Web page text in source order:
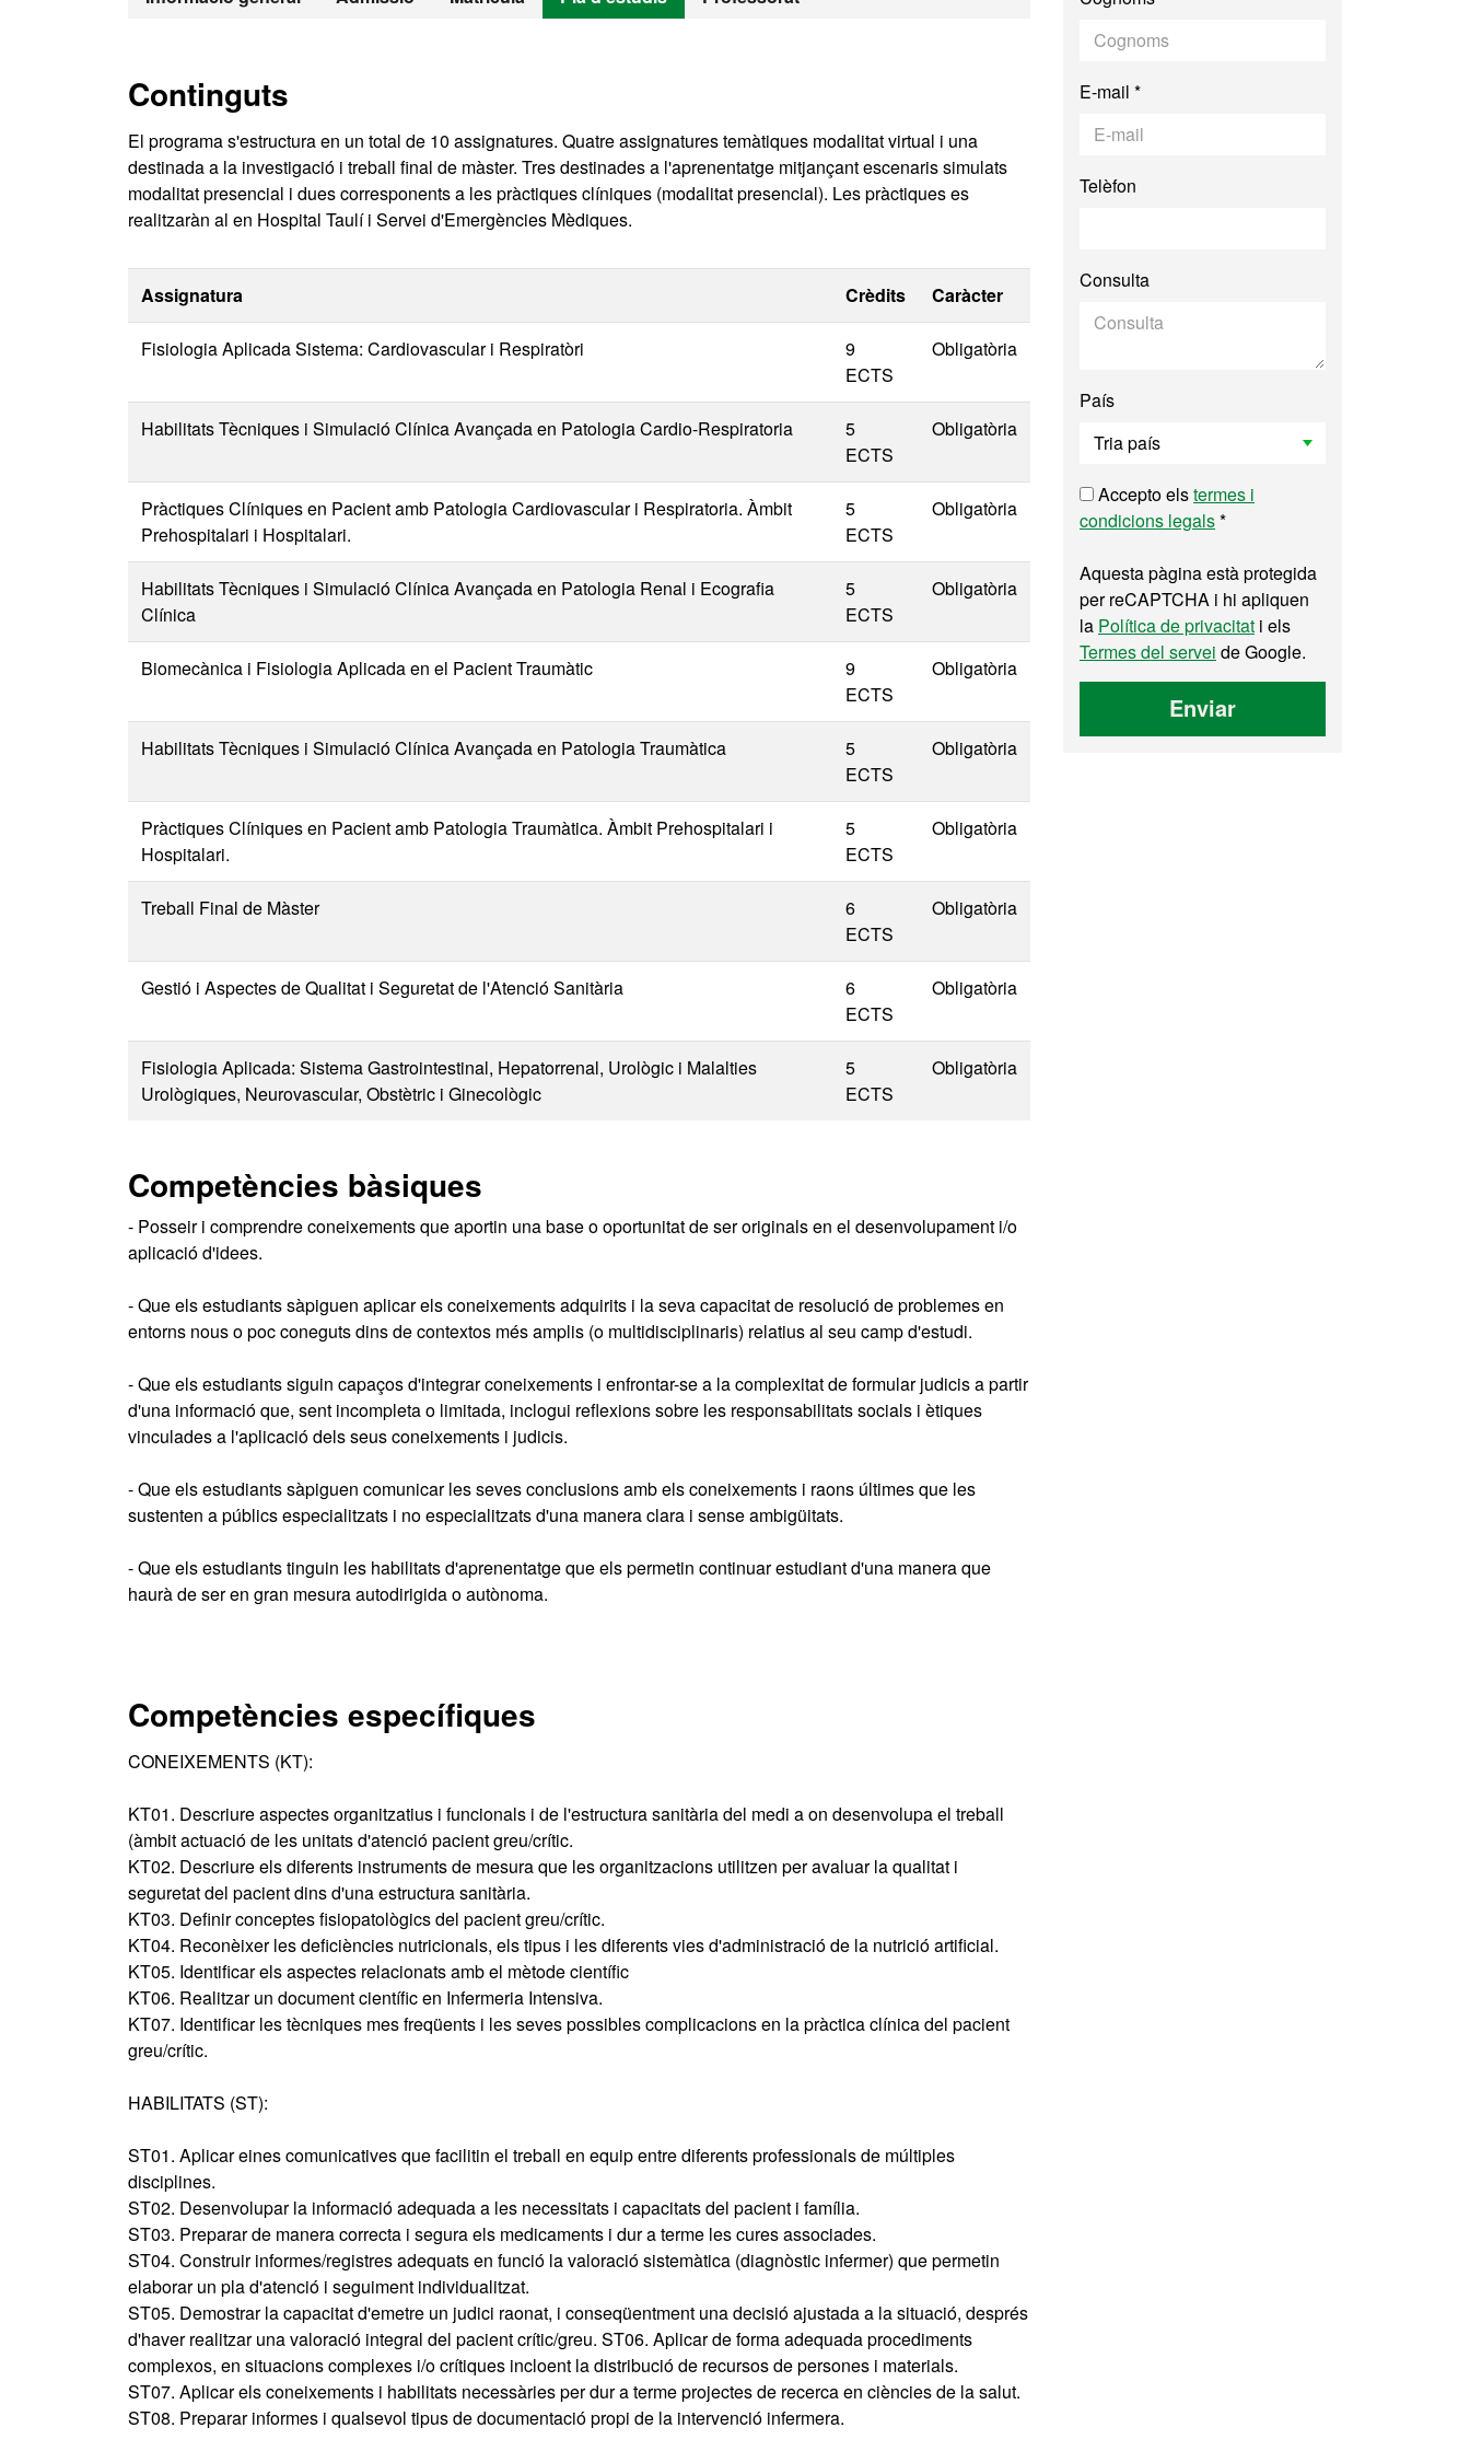
Continguts
El programa s'estructura en un total de 10 assignatures. Quatre assignatures temàtiques modalitat virtual i una
destinada a la investigació i treball final de màster. Tres destinades a l'aprenentatge mitjançant escenaris simulats
modalitat presencial i dues corresponents a les pràctiques clíniques (modalitat presencial). Les pràctiques es
realitzaràn al en Hospital Taulí i Servei d'Emergències Mèdiques.
Assignatura Crèdits Caràcter
Fisiologia Aplicada Sistema: Cardiovascular i Respiratòri
9
ECTS
Obligatòria
Habilitats Tècniques i Simulació Clínica Avançada en Patologia Cardio-Respiratoria
5
ECTS
Obligatòria
Pràctiques Clíniques en Pacient amb Patologia Cardiovascular i Respiratoria. Àmbit
Prehospitalari i Hospitalari.
5
ECTS
Obligatòria
Habilitats Tècniques i Simulació Clínica Avançada en Patologia Renal i Ecografia
Clínica
5
ECTS
Obligatòria
Biomecànica i Fisiologia Aplicada en el Pacient Traumàtic
9
ECTS
Obligatòria
Habilitats Tècniques i Simulació Clínica Avançada en Patologia Traumàtica
5
ECTS
Obligatòria
Pràctiques Clíniques en Pacient amb Patologia Traumàtica. Àmbit Prehospitalari i
Hospitalari.
5
ECTS
Obligatòria
Treball Final de Màster
6
ECTS
Obligatòria
Gestió i Aspectes de Qualitat i Seguretat de l'Atenció Sanitària
6
ECTS
Obligatòria
Fisiologia Aplicada: Sistema Gastrointestinal, Hepatorrenal, Urològic i Malalties
Urològiques, Neurovascular, Obstètric i Ginecològic
5
ECTS
Obligatòria
Competències bàsiques
- Posseir i comprendre coneixements que aportin una base o oportunitat de ser originals en el desenvolupament i/o
aplicació d'idees.
- Que els estudiants sàpiguen aplicar els coneixements adquirits i la seva capacitat de resolució de problemes en
entorns nous o poc coneguts dins de contextos més amplis (o multidisciplinaris) relatius al seu camp d'estudi.
- Que els estudiants siguin capaços d'integrar coneixements i enfrontar-se a la complexitat de formular judicis a partir
d'una informació que, sent incompleta o limitada, inclogui reflexions sobre les responsabilitats socials i ètiques
vinculades a l'aplicació dels seus coneixements i judicis.
- Que els estudiants sàpiguen comunicar les seves conclusions amb els coneixements i raons últimes que les
sustenten a públics especialitzats i no especialitzats d'una manera clara i sense ambigüitats.
- Que els estudiants tinguin les habilitats d'aprenentatge que els permetin continuar estudiant d'una manera que
haurà de ser en gran mesura autodirigida o autònoma.
Competències específiques
CONEIXEMENTS (KT):
KT01. Descriure aspectes organitzatius i funcionals i de l'estructura sanitària del medi a on desenvolupa el treball
(àmbit actuació de les unitats d'atenció pacient greu/crític.
KT02. Descriure els diferents instruments de mesura que les organitzacions utilitzen per avaluar la qualitat i
seguretat del pacient dins d'una estructura sanitària.
KT03. Definir conceptes fisiopatològics del pacient greu/crític.
KT04. Reconèixer les deficiències nutricionals, els tipus i les diferents vies d'administració de la nutrició artificial.
KT05. Identificar els aspectes relacionats amb el mètode científic
KT06. Realitzar un document científic en Infermeria Intensiva.
KT07. Identificar les tècniques mes freqüents i les seves possibles complicacions en la pràctica clínica del pacient
greu/crític.
HABILITATS (ST):
ST01. Aplicar eines comunicatives que facilitin el treball en equip entre diferents professionals de múltiples
disciplines.
ST02. Desenvolupar la informació adequada a les necessitats i capacitats del pacient i família.
ST03. Preparar de manera correcta i segura els medicaments i dur a terme les cures associades.
ST04. Construir informes/registres adequats en funció la valoració sistemàtica (diagnòstic infermer) que permetin
elaborar un pla d'atenció i seguiment individualitzat.
ST05. Demostrar la capacitat d'emetre un judici raonat, i conseqüentment una decisió ajustada a la situació, després
d'haver realitzar una valoració integral del pacient crític/greu. ST06. Aplicar de forma adequada procediments
complexos, en situacions complexes i/o crítiques incloent la distribució de recursos de persones i materials.
ST07. Aplicar els coneixements i habilitats necessàries per dur a terme projectes de recerca en ciències de la salut.
ST08. Preparar informes i qualsevol tipus de documentació propi de la intervenció infermera.
E-mail *
Telèfon
Consulta
País
Accepto elstermes i
condicions legals*
Aquesta pàgina està protegida
per reCAPTCHA i hi apliquen
la Política de privacitat i els
Termes del servei de Google.
Enviar